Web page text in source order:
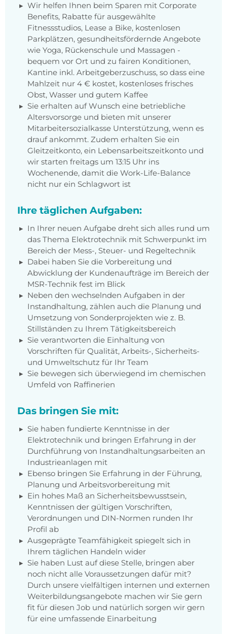
Wir helfen Ihnen beim Sparen mit Corporate
Benefits, Rabatte für ausgewählte
Fitnessstudios, Lease a Bike, kostenlosen
Parkplätzen, gesundheitsfördernde Angebote
wie Yoga, Rückenschule und Massagen -
bequem vor Ort und zu fairen Konditionen,
Kantine inkl. Arbeitgeberzuschuss, so dass eine
Mahlzeit nur 4 € kostet, kostenloses frisches
Obst, Wasser und gutem Kaffee
Sie erhalten auf Wunsch eine betriebliche
Altersvorsorge und bieten mit unserer
Mitarbeitersozialkasse Unterstützung, wenn es
drauf ankommt. Zudem erhalten Sie ein
Gleitzeitkonto, ein Lebensarbeitszeitkonto und
wir starten freitags um 13:15 Uhr ins
Wochenende, damit die Work-Life-Balance
nicht nur ein Schlagwort ist
Ihre täglichen Aufgaben:
In Ihrer neuen Aufgabe dreht sich alles rund um
das Thema Elektrotechnik mit Schwerpunkt im
Bereich der Mess-, Steuer- und Regeltechnik
Dabei haben Sie die Vorbereitung und
Abwicklung der Kundenaufträge im Bereich der
MSR-Technik fest im Blick
Neben den wechselnden Aufgaben in der
Instandhaltung, zählen auch die Planung und
Umsetzung von Sonderprojekten wie z. B.
Stillständen zu Ihrem Tätigkeitsbereich
Sie verantworten die Einhaltung von
Vorschriften für Qualität, Arbeits-, Sicherheits-
und Umweltschutz für Ihr Team
Sie bewegen sich überwiegend im chemischen
Umfeld von Raffinerien
Das bringen Sie mit:
Sie haben fundierte Kenntnisse in der
Elektrotechnik und bringen Erfahrung in der
Durchführung von Instandhaltungsarbeiten an
Industrieanlagen mit
Ebenso bringen Sie Erfahrung in der Führung,
Planung und Arbeitsvorbereitung mit
Ein hohes Maß an Sicherheitsbewusstsein,
Kenntnissen der gültigen Vorschriften,
Verordnungen und DIN-Normen runden Ihr
Profil ab
Ausgeprägte Teamfähigkeit spiegelt sich in
Ihrem täglichen Handeln wider
Sie haben Lust auf diese Stelle, bringen aber
noch nicht alle Voraussetzungen dafür mit?
Durch unsere vielfältigen internen und externen
Weiter­bildungs­angebote machen wir Sie gern
fit für diesen Job und natürlich sorgen wir gern
für eine umfassende Einarbeitung